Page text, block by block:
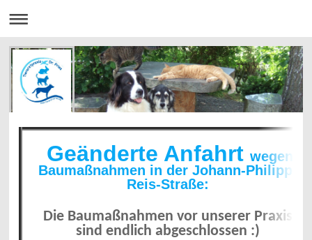
Geänderte Anfahrtwegen
Baumaßnahmen in der Johann-Philipp-
Reis-Straße:
Die Baumaßnahmen vor unserer Praxis
sind endlich abgeschlossen :)